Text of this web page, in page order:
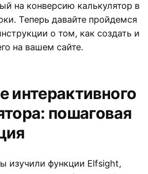
на конверсию калькулятор в
Теперь давайте пройдемся
о том, как создать и
на вашем сайте.
интерактивного
пошаговая
изучили функции Elfsight,